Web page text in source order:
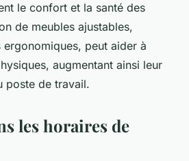
le confort et la santé des
de meubles ajustables,
peut aider à
augmentant ainsi leur
poste de travail.
les horaires de